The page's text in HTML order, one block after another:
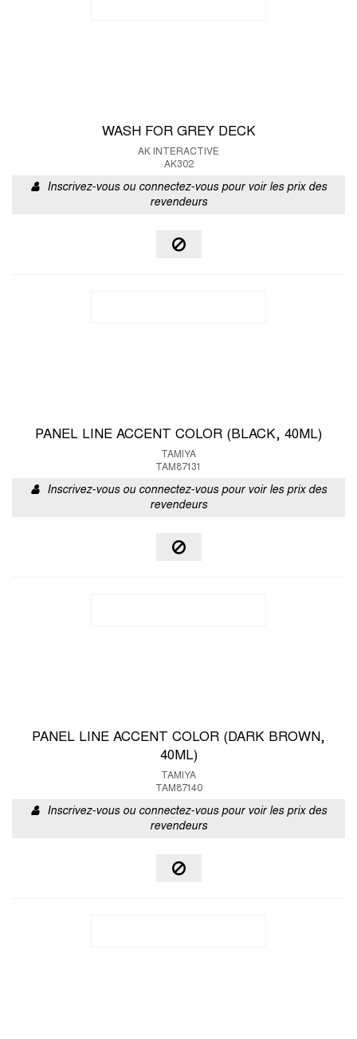
WASH FOR GREY DECK
AK INTERACTIVE
AK302
Inscrivez-vous ou connectez-vous pour voir les prix des
revendeurs
PANEL LINE ACCENT COLOR (BLACK, 40ML)
TAMIYA
TAM87131
Inscrivez-vous ou connectez-vous pour voir les prix des
revendeurs
PANEL LINE ACCENT COLOR (DARK BROWN,
40ML)
TAMIYA
TAM87140
Inscrivez-vous ou connectez-vous pour voir les prix des
revendeurs